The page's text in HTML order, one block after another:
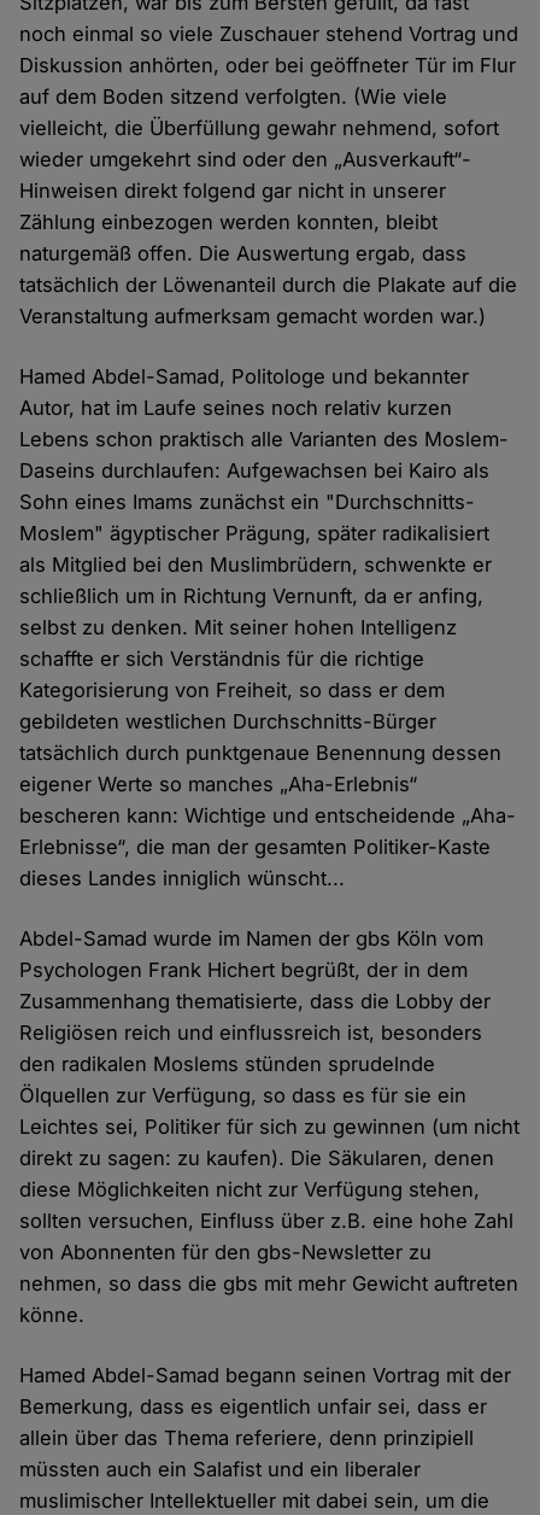
noch einmal so viele Zuschauer stehend Vortrag und
Diskussion anhörten, oder bei geöffneter Tür im Flur
auf dem Boden sitzend verfolgten. (Wie viele
vielleicht, die Überfüllung gewahr nehmend, sofort
wieder umgekehrt sind oder den „Ausverkauft“-
Hinweisen direkt folgend gar nicht in unserer
Zählung einbezogen werden konnten, bleibt
naturgemäß offen. Die Auswertung ergab, dass
tatsächlich der Löwenanteil durch die Plakate auf die
Veranstaltung aufmerksam gemacht worden war.)
Hamed Abdel-Samad, Politologe und bekannter
Autor, hat im Laufe seines noch relativ kurzen
Lebens schon praktisch alle Varianten des Moslem-
Daseins durchlaufen: Aufgewachsen bei Kairo als
Sohn eines Imams zunächst ein "Durchschnitts-
Moslem" ägyptischer Prägung, später radikalisiert
als Mitglied bei den Muslimbrüdern, schwenkte er
schließlich um in Richtung Vernunft, da er anfing,
selbst zu denken. Mit seiner hohen Intelligenz
schaffte er sich Verständnis für die richtige
Kategorisierung von Freiheit, so dass er dem
gebildeten westlichen Durchschnitts-Bürger
tatsächlich durch punktgenaue Benennung dessen
eigener Werte so manches „Aha-Erlebnis“
bescheren kann: Wichtige und entscheidende „Aha-
Erlebnisse“, die man der gesamten Politiker-Kaste
dieses Landes inniglich wünscht...
Abdel-Samad wurde im Namen der gbs Köln vom
Psychologen Frank Hichert begrüßt, der in dem
Zusammenhang thematisierte, dass die Lobby der
Religiösen reich und einflussreich ist, besonders
den radikalen Moslems stünden sprudelnde
Ölquellen zur Verfügung, so dass es für sie ein
Leichtes sei, Politiker für sich zu gewinnen (um nicht
direkt zu sagen: zu kaufen). Die Säkularen, denen
diese Möglichkeiten nicht zur Verfügung stehen,
sollten versuchen, Einfluss über z.B. eine hohe Zahl
von Abonnenten für den gbs-Newsletter zu
nehmen, so dass die gbs mit mehr Gewicht auftreten
könne.
Hamed Abdel-Samad begann seinen Vortrag mit der
Bemerkung, dass es eigentlich unfair sei, dass er
allein über das Thema referiere, denn prinzipiell
müssten auch ein Salafist und ein liberaler
muslimischer Intellektueller mit dabei sein, um die